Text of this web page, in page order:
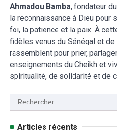
Ahmadou Bamba, fondateur
la reconnaissance à Dieu pour
foi, la patience et la paix. À
fidèles venus du Sénégal et de
rassemblent pour prier,
enseignements du Cheikh et
spiritualité, de solidarité et de
Articles récents